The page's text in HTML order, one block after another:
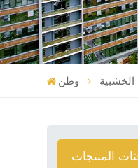
وطن
المنتجات